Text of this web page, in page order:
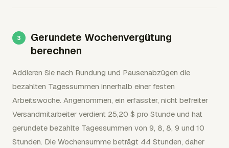
Gerundete Wochenvergütung
berechnen
Addieren Sie nach Rundung und Pausenabzügen die
bezahlten Tagessummen innerhalb einer festen
Arbeitswoche. Angenommen, ein erfasster, nicht befreiter
Versandmitarbeiter verdient 25,20 $ pro Stunde und hat
gerundete bezahlte Tagessummen von 9, 8, 8, 9 und 10
Stunden. Die Wochensumme beträgt 44 Stunden, daher